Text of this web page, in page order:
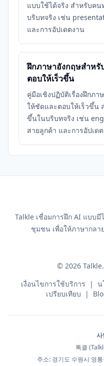
แบบใช้ได้จริง สำหรับค
บริบทจริง เช่น
และการอัปเดตงาน
ฝึกภาษาอังกฤษสำหรั
ตอบให้เร็วขึ้น
คู่มือเชิงปฏิบัติเรื่องฝึกภ
ให้ชัดและตอบให้เร็วขึ้น
ขึ้นในบริบทจริง เช่น
สายลูกค้า และการอัปเด
Talkle เชื่อมการฝึก AI แบบ
ชุมชน เพื่อให้ภาษากลา
© 2026Talkle.
เงื่อนไขการใช้บริการ
| น
เปรียบเทียบ
|
사
톡클
주소: 경기도 수원시 영